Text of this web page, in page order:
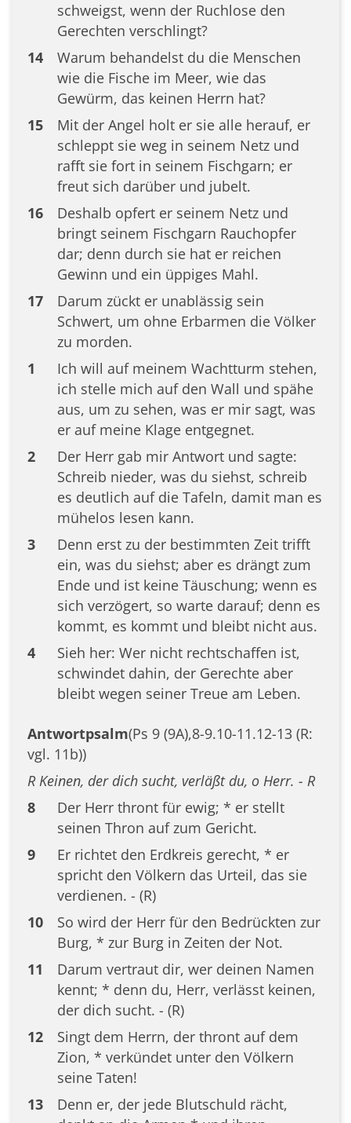
schweigst, wenn der Ruchlose den
Gerechten verschlingt?
14
Warum behandelst du die Menschen
wie die Fische im Meer, wie das
Gewürm, das keinen Herrn hat?
15
Mit der Angel holt er sie alle herauf, er
schleppt sie weg in seinem Netz und
rafft sie fort in seinem Fischgarn; er
freut sich darüber und jubelt.
16
Deshalb opfert er seinem Netz und
bringt seinem Fischgarn Rauchopfer
dar; denn durch sie hat er reichen
Gewinn und ein üppiges Mahl.
17
Darum zückt er unablässig sein
Schwert, um ohne Erbarmen die Völker
zu morden.
1
Ich will auf meinem Wachtturm stehen,
ich stelle mich auf den Wall und spähe
aus, um zu sehen, was er mir sagt, was
er auf meine Klage entgegnet.
2
Der Herr gab mir Antwort und sagte:
Schreib nieder, was du siehst, schreib
es deutlich auf die Tafeln, damit man es
mühelos lesen kann.
3
Denn erst zu der bestimmten Zeit trifft
ein, was du siehst; aber es drängt zum
Ende und ist keine Täuschung; wenn es
sich verzögert, so warte darauf; denn es
kommt, es kommt und bleibt nicht aus.
4
Sieh her: Wer nicht rechtschaffen ist,
schwindet dahin, der Gerechte aber
bleibt wegen seiner Treue am Leben.
Antwortpsalm(Ps 9 (9A),8-9.10-11.12-13 (R:
vgl. 11b))
R Keinen, der dich sucht, verläßt du, o Herr. - R
8
Der Herr thront für ewig; * er stellt
seinen Thron auf zum Gericht.
9
Er richtet den Erdkreis gerecht, * er
spricht den Völkern das Urteil, das sie
verdienen. - (R)
10
So wird der Herr für den Bedrückten zur
Burg, * zur Burg in Zeiten der Not.
11
Darum vertraut dir, wer deinen Namen
kennt; * denn du, Herr, verlässt keinen,
der dich sucht. - (R)
12
Singt dem Herrn, der thront auf dem
Zion, * verkündet unter den Völkern
seine Taten!
13
Denn er, der jede Blutschuld rächt,